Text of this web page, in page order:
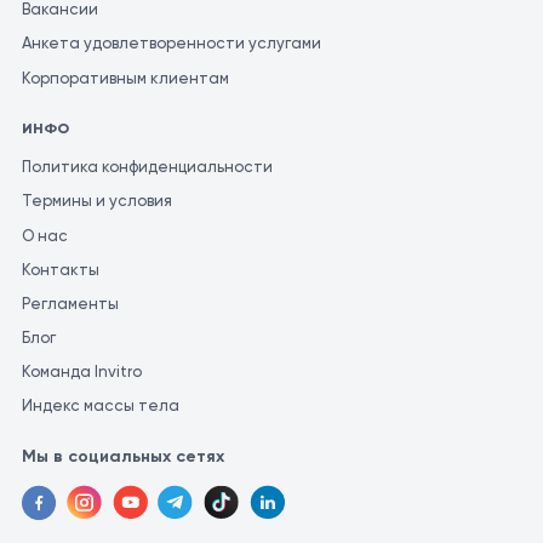
специалист может поставить правильный диагноз и
определить соответствующее лечение. Для получения
наиболее точной и последовательной оценки результатов
лаборатории. Это связано с тем, что разные лаборатории
могут использовать различные методы и единицы измерения
для проведения аналогичных исследований.
Вакансии
Анкета удовлетворенности услугами
Корпоративным клиентам
ИНФО
Политика конфиденциальности
Термины и условия
О нас
Контакты
Регламенты
Блог
Команда Invitro
Индекс массы тела
Мы в социальных сетях